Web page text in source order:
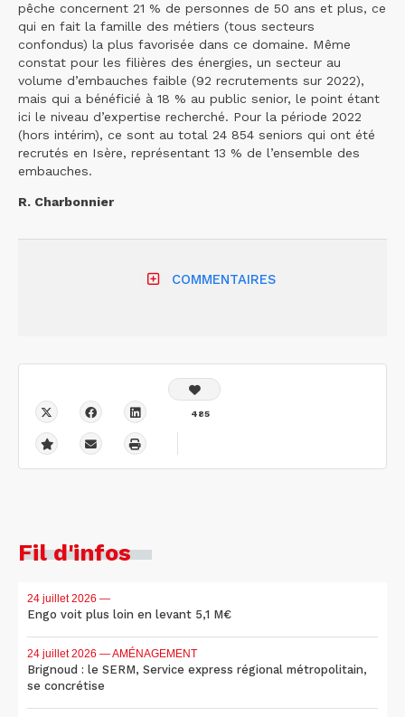
pêche concernent 21 % de personnes de 50 ans et plus, ce
qui en fait la famille des métiers (tous secteurs
confondus) la plus favorisée dans ce domaine. Même
constat pour les filières des énergies, un secteur au
volume d’embauches faible (92 recrutements sur 2022),
mais qui a bénéficié à 18 % au public senior, le point étant
ici le niveau d’expertise recherché. Pour la période 2022
(hors intérim), ce sont au total 24 854 seniors qui ont été
recrutés en Isère, représentant 13 % de l’ensemble des
embauches.
R. Charbonnier
COMMENTAIRES
485
Fil d'infos
24 juillet 2026 —
Engo voit plus loin en levant 5,1 M€
24 juillet 2026 — AMÉNAGEMENT
Brignoud : le SERM, Service express régional métropolitain,
se concrétise